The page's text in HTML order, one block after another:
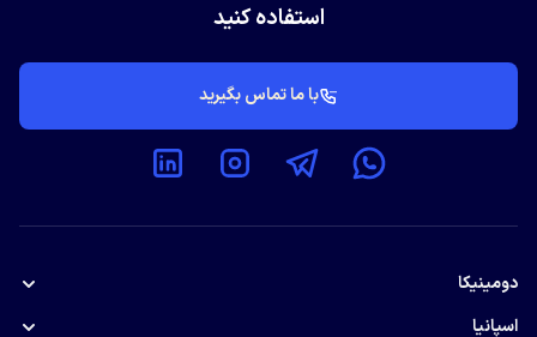
استفاده کنید
با ما تماس بگیرید
دومینیکا
پاسپورت دومینیکا
اسپانیا